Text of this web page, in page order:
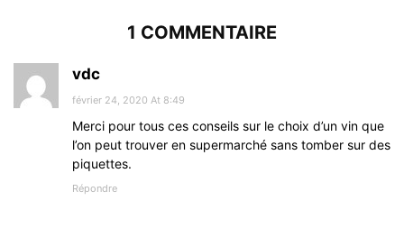
1 COMMENTAIRE
vdc
février 24, 2020 At 8:49
Merci pour tous ces conseils sur le choix d’un vin que
l’on peut trouver en supermarché sans tomber sur des
piquettes.
Répondre